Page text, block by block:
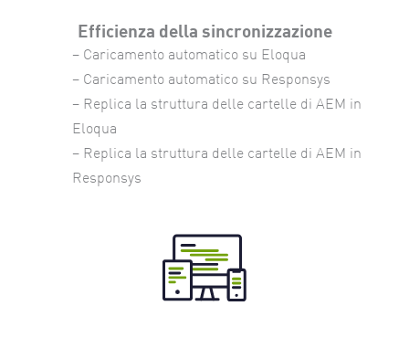
Efficienza della sincronizzazione
– Caricamento automatico su Eloqua
– Caricamento automatico su Responsys
– Replica la struttura delle cartelle di AEM in
Eloqua
– Replica la struttura delle cartelle di AEM in
Responsys